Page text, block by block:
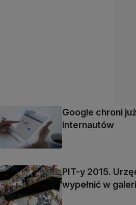
Google chroni
internautów
PIT-y 2015.
wypełnić w